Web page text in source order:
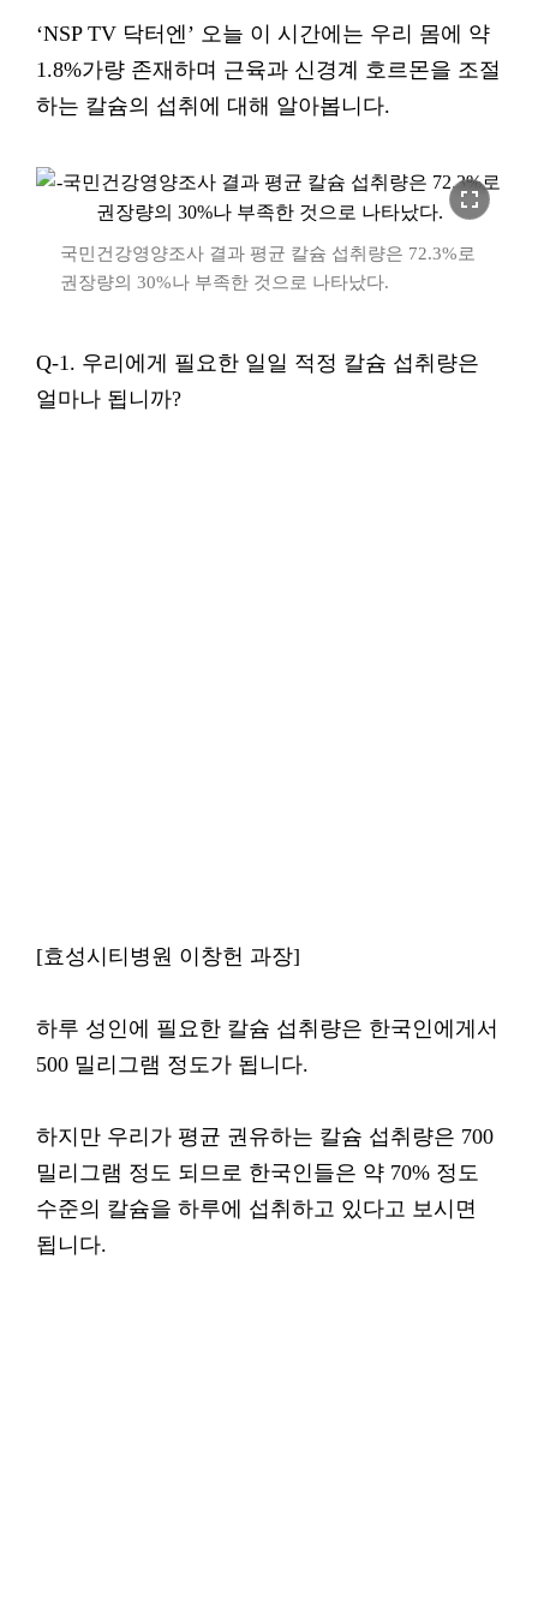
‘NSP TV 닥터엔’ 오늘 이 시간에는 우리 몸에 약
1.8%가량 존재하며 근육과 신경계 호르몬을 조절
하는 칼슘의 섭취에 대해 알아봅니다.
fullscreen
국민건강영양조사 결과 평균 칼슘 섭취량은 72.3%로
권장량의 30%나 부족한 것으로 나타났다.
Q-1. 우리에게 필요한 일일 적정 칼슘 섭취량은
얼마나 됩니까?
[효성시티병원 이창헌 과장]
하루 성인에 필요한 칼슘 섭취량은 한국인에게서
500 밀리그램 정도가 됩니다.
하지만 우리가 평균 권유하는 칼슘 섭취량은 700
밀리그램 정도 되므로 한국인들은 약 70% 정도
수준의 칼슘을 하루에 섭취하고 있다고 보시면
됩니다.